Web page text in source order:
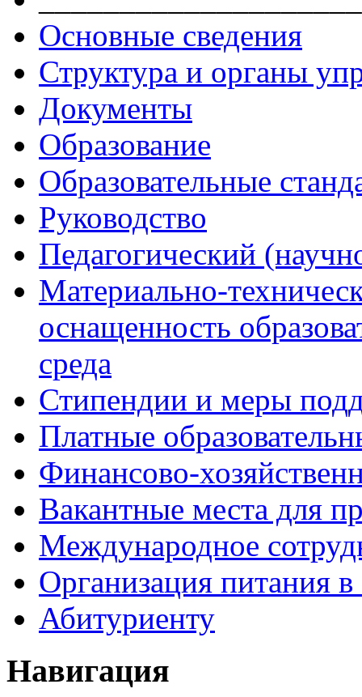
Основные сведения
Структура и органы
Документы
Образование
Образовательные
Руководство
Педагогический
Материально-
оснащенность
среда
Стипендии и меры
Платные
Финансово-
Вакантные места для
Международное
Организация питания в
Абитуриенту
Навигация